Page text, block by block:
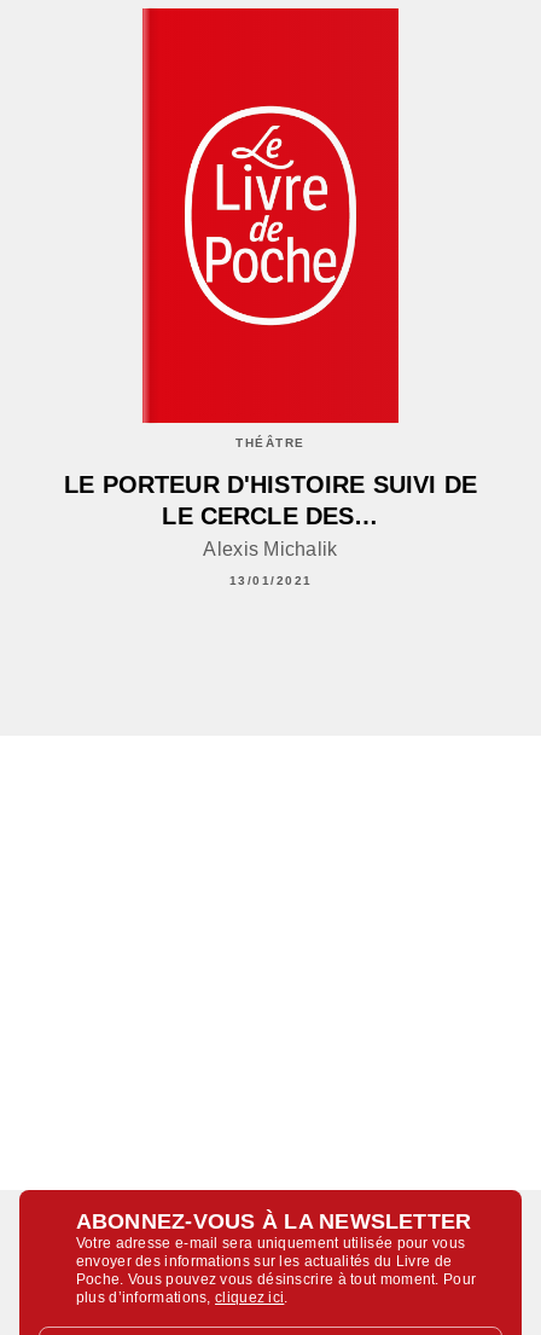
THÉÂTRE
LE PORTEUR D'HISTOIRE SUIVI DE
LE CERCLE DES…
Alexis Michalik
13/01/2021
ABONNEZ-VOUS À LA NEWSLETTER
Votre adresse e-mail sera uniquement utilisée pour vous
envoyer des informations sur les actualités du Livre de
Poche. Vous pouvez vous désinscrire à tout moment. Pour
plus d’informations,cliquez ici